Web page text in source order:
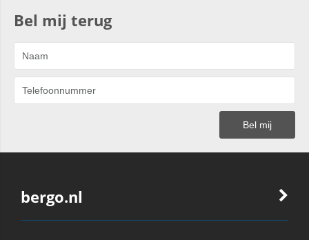
Bel mij terug
bergo.nl